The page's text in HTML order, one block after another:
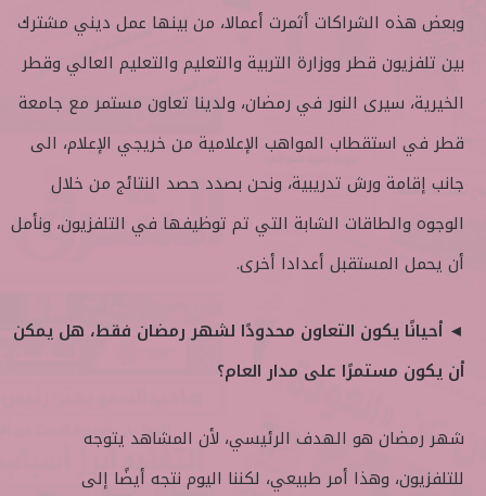
وبعض هذه الشراكات أثمرت أعمالا، من بينها عمل ديني مشترك
بين تلفزيون قطر ووزارة التربية والتعليم والتعليم العالي وقطر
الخيرية، سيرى النور في رمضان، ولدينا تعاون مستمر مع جامعة
قطر في استقطاب المواهب الإعلامية من خريجي الإعلام، الى
جانب إقامة ورش تدريبية، ونحن بصدد حصد النتائج من خلال
الوجوه والطاقات الشابة التي تم توظيفها في التلفزيون، ونأمل
أن يحمل المستقبل أعدادا أخرى.
◄ أحيانًا يكون التعاون محدودًا لشهر رمضان فقط، هل يمكن
أن يكون مستمرًا على مدار العام؟
شهر رمضان هو الهدف الرئيسي، لأن المشاهد يتوجه
للتلفزيون، وهذا أمر طبيعي، لكننا اليوم نتجه أيضًا إلى